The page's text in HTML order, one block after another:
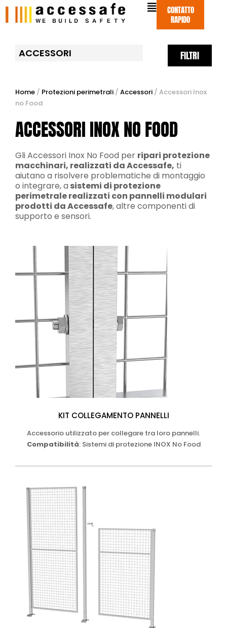
Vai
CONTATTO
RAPIDO
ACCESSORI FILTRI
Home / Protezioni perimetrali / Accessori / Accessori Inox
no Food
ACCESSORI INOX NO FOOD
Gli Accessori Inox No Food per ripari protezione
macchinari, realizzati da Accessafe, ti
aiutano a risolvere problematiche di montaggio
o integrare, a sistemi di protezione
perimetrale realizzati con pannelli modulari
prodotti da Accessafe, altre componenti di
supporto e sensori.
KIT COLLEGAMENTO PANNELLI
Accessorio utilizzato per collegare tra loro pannelli.
Compatibilità: Sistemi di protezione INOX No Food